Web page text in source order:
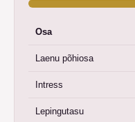
Osa
Laenu põhiosa
Intress
Lepingutasu